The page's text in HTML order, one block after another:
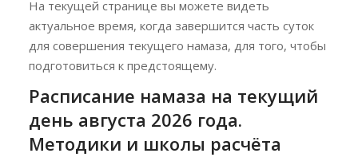
На текущей странице вы можете видеть
актуальное время, когда завершится часть суток
для совершения текущего намаза, для того, чтобы
подготовиться к предстоящему.
Расписание намаза на текущий
день августа 2026 года.
Методики и школы расчёта